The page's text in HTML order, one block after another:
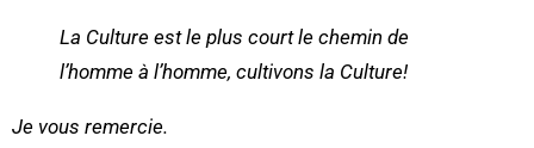
La Culture est le plus court le chemin de
l’homme à l’homme, cultivons la Culture!
Je vous remercie.